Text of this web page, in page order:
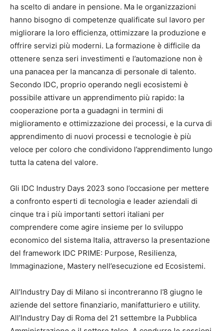
ha scelto di andare in pensione. Ma le organizzazioni
hanno bisogno di competenze qualificate sul lavoro per
migliorare la loro efficienza, ottimizzare la produzione e
offrire servizi più moderni. La formazione è difficile da
ottenere senza seri investimenti e l’automazione non è
una panacea per la mancanza di personale di talento.
Secondo IDC, proprio operando negli ecosistemi è
possibile attivare un apprendimento più rapido: la
cooperazione porta a guadagni in termini di
miglioramento e ottimizzazione dei processi, e la curva di
apprendimento di nuovi processi e tecnologie è più
veloce per coloro che condividono l’apprendimento lungo
tutta la catena del valore.
Gli IDC Industry Days 2023 sono l’occasione per mettere
a confronto esperti di tecnologia e leader aziendali di
cinque tra i più importanti settori italiani per
comprendere come agire insieme per lo sviluppo
economico del sistema Italia, attraverso la presentazione
del framework IDC PRIME: Purpose, Resilienza,
Immaginazione, Mastery nell’esecuzione ed Ecosistemi.
All’Industry Day di Milano si incontreranno l’8 giugno le
aziende del settore finanziario, manifatturiero e utility.
All’Industry Day di Roma del 21 settembre la Pubblica